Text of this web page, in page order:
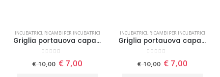
INCUBATRICI RICAMBI PER INCUBATRICI
Griglia portauova capacità 63 Uova di anatra tacchina
€10,00 Il
prezzo
€ 7,00
INCUBATRICI RICAMBI PER INCUBATRICI
Griglia portauova capacità 88 uova di gallina tacchinella faraona
€10,00 Il
prezzo
€ 7,00